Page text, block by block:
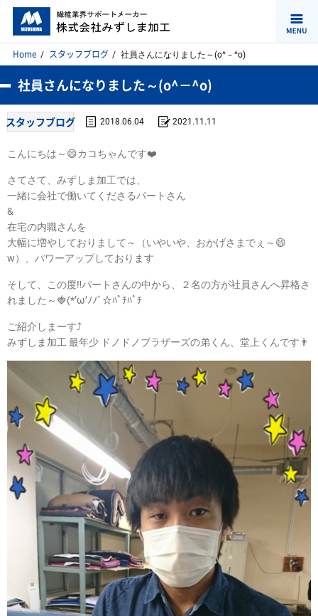
Home スタッフブログ 社員さんになりました～(o^－^o)
社員さんになりました～(o^－^o)
スタッフブログ 2018.06.04 2021.11.11
こんにちは～😄カコちゃんです❤️
さてさて、みずしま加工では、
一緒に会社で働いてくださるパートさん
&
在宅の内職さんを
大幅に増やしておりまして～（いやいや、おかげさまでぇ～😄
w）、パワーアップしております
そして、この度‼️パートさんの中から、２名の方が社員さんへ昇格さ
れました～🍓(*’ω’ﾉﾉﾞ☆ﾊﾟﾁﾊﾟﾁ
ご紹介しまーす⤴️
みずしま加工 最年少 ドノドノブラザーズの弟くん、堂上くんです👨